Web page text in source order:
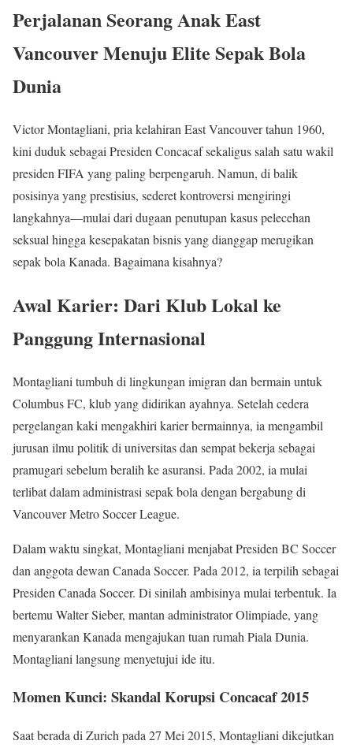
Perjalanan Seorang Anak East
Vancouver Menuju Elite Sepak Bola
Dunia
Victor Montagliani, pria kelahiran East Vancouver tahun 1960,
kini duduk sebagai Presiden Concacaf sekaligus salah satu wakil
presiden FIFA yang paling berpengaruh. Namun, di balik
posisinya yang prestisius, sederet kontroversi mengiringi
langkahnya—mulai dari dugaan penutupan kasus pelecehan
seksual hingga kesepakatan bisnis yang dianggap merugikan
sepak bola Kanada. Bagaimana kisahnya?
Awal Karier: Dari Klub Lokal ke
Panggung Internasional
Montagliani tumbuh di lingkungan imigran dan bermain untuk
Columbus FC, klub yang didirikan ayahnya. Setelah cedera
pergelangan kaki mengakhiri karier bermainnya, ia mengambil
jurusan ilmu politik di universitas dan sempat bekerja sebagai
pramugari sebelum beralih ke asuransi. Pada 2002, ia mulai
terlibat dalam administrasi sepak bola dengan bergabung di
Vancouver Metro Soccer League.
Dalam waktu singkat, Montagliani menjabat Presiden BC Soccer
dan anggota dewan Canada Soccer. Pada 2012, ia terpilih sebagai
Presiden Canada Soccer. Di sinilah ambisinya mulai terbentuk. Ia
bertemu Walter Sieber, mantan administrator Olimpiade, yang
menyarankan Kanada mengajukan tuan rumah Piala Dunia.
Montagliani langsung menyetujui ide itu.
Momen Kunci: Skandal Korupsi Concacaf 2015
Saat berada di Zurich pada 27 Mei 2015, Montagliani dikejutkan